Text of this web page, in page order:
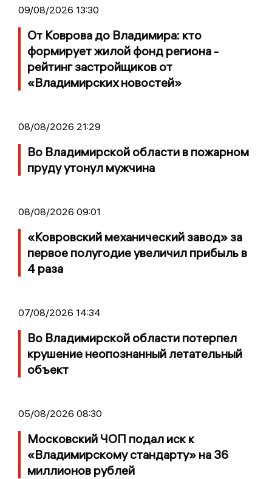
09/08/2026 13:30
От Коврова до Владимира: кто
формирует жилой фонд региона -
рейтинг застройщиков от
«Владимирских новостей»
08/08/2026 21:29
Во Владимирской области в пожарном
пруду утонул мужчина
08/08/2026 09:01
«Ковровский механический завод» за
первое полугодие увеличил прибыль в
4 раза
07/08/2026 14:34
Во Владимирской области потерпел
крушение неопознанный летательный
объект
05/08/2026 08:30
Московский ЧОП подал иск к
«Владимирскому стандарту» на 36
миллионов рублей